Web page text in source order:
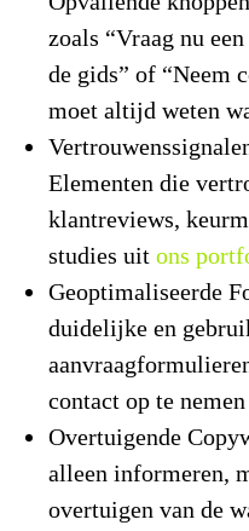
zoals “Vraag nu
de gids” of “Neem
moet altijd weten
Elementen die
klantreviews,
studies uit ons
Geoptimaliseerde
duidelijke en
contact op te
Overtuigende
alleen informeren,
overtuigen van de